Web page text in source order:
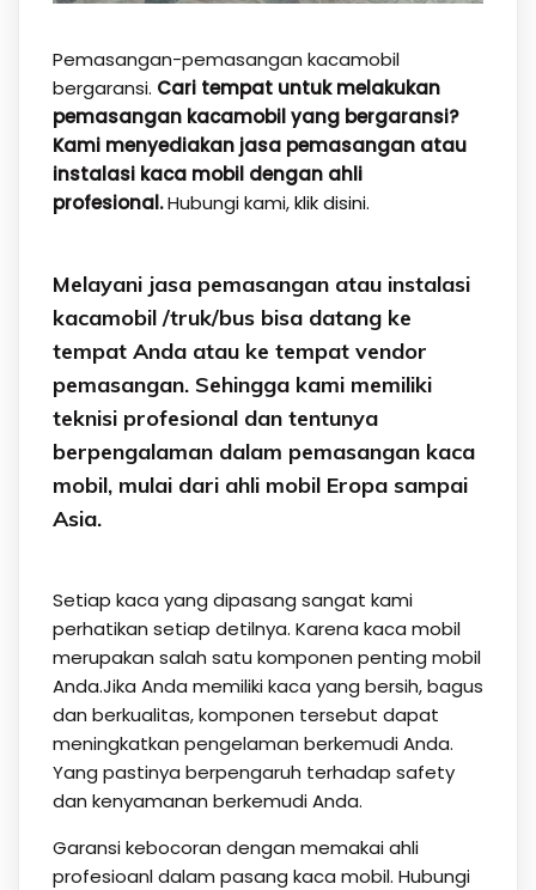
Pemasangan-pemasangan kacamobil
bergaransi. Cari tempat untuk melakukan
pemasangan kacamobil yang bergaransi?
Kami menyediakan jasa pemasangan atau
instalasi kaca mobil dengan ahli
profesional.Hubungi kami,klik disini.
Melayani jasa pemasangan atau instalasi
kacamobil /truk/bus bisa datang ke
tempat Anda atau ke tempat vendor
pemasangan. Sehingga kami memiliki
teknisi profesional dan tentunya
berpengalaman dalam pemasangan kaca
mobil, mulai dari ahli mobil Eropa sampai
Asia.
Setiap kaca yang dipasang sangat kami
perhatikan setiap detilnya. Karena kaca mobil
merupakan salah satu komponen penting mobil
Anda.Jika Anda memiliki kaca yang bersih, bagus
dan berkualitas, komponen tersebut dapat
meningkatkan pengelaman berkemudi Anda.
Yang pastinya berpengaruh terhadap safety
dan kenyamanan berkemudi Anda.
Garansi kebocoran dengan memakai ahli
profesioanl dalam pasang kaca mobil. Hubungi